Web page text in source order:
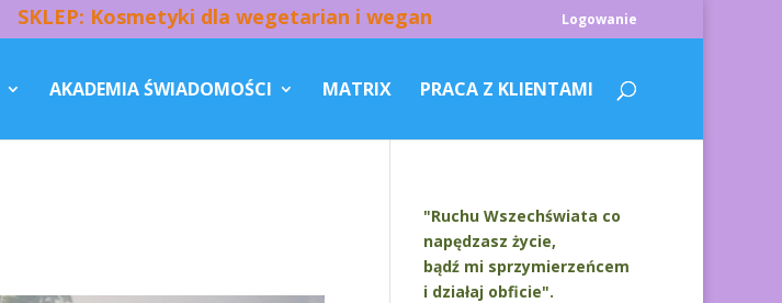
SKLEP: Kosmetyki dla wegetarian i wegan Logowanie
AKADEMIA ŚWIADOMOŚCI MATRIX PRACA Z KLIENTAMI
"Ruchu Wszechświata co
napędzasz życie,
bądź mi sprzymierzeńcem
i działaj obficie".